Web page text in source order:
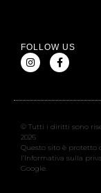
FOLLOW US
© Tutti i diritti sono
2026
Questo sito è protetto
l’Informativa sulla
Google.